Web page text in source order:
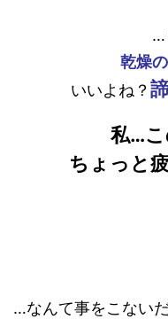
…
乾燥
いいよね？
私…
ちょっと
…なんて事をこないだ